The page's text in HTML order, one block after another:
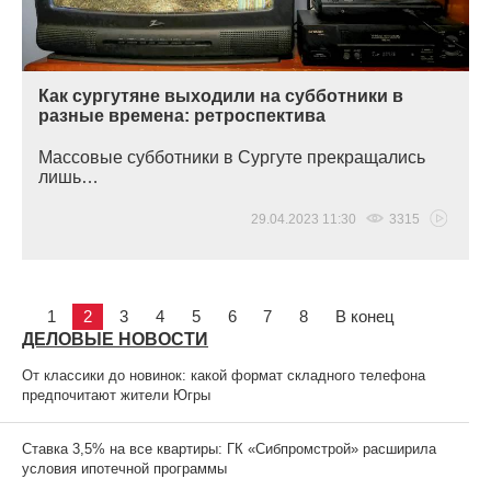
Как сургутяне выходили на субботники в
разные времена: ретроспектива
Массовые субботники в Сургуте прекращались
лишь…
29.04.2023 11:30 3315
1 2 3 4 5 6 7 8 В конец
ДЕЛОВЫЕ НОВОСТИ
От классики до новинок: какой формат складного телефона
предпочитают жители Югры
Ставка 3,5% на все квартиры: ГК «Сибпромстрой» расширила
условия ипотечной программы